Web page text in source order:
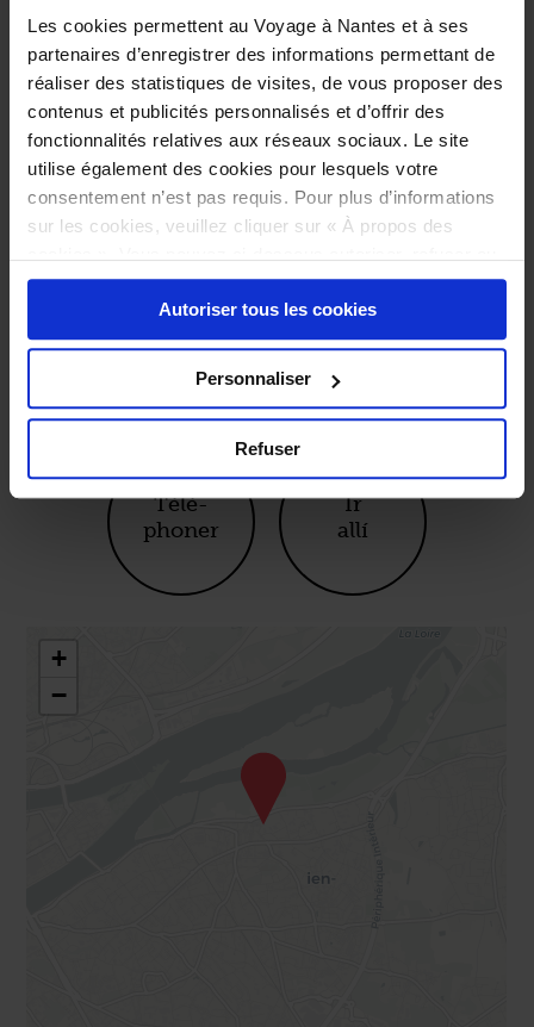
Les cookies permettent au Voyage à Nantes et à ses
partenaires d’enregistrer des informations permettant de
réaliser des statistiques de visites, de vous proposer des
contenus et publicités personnalisés et d’offrir des
fonctionnalités relatives aux réseaux sociaux. Le site
utilise également des cookies pour lesquels votre
consentement n’est pas requis. Pour plus d’informations
sur les cookies, veuillez cliquer sur « À propos des
sélectionner les cookies selon les finalités via l'onglet
« Détails ». À tout moment, vous pouvez modifier votre
choix en cliquant sur le lien « Cookies » en bas des
Autoriser tous les cookies
Personnaliser
Refuser
Las personas con discapacidad pueden acceder a la
sala del restaurante y a los aseos
*
Tél. : 02 40 34 43 49
@restaurant_luchronie
Télé-
phoner
Ir
allí